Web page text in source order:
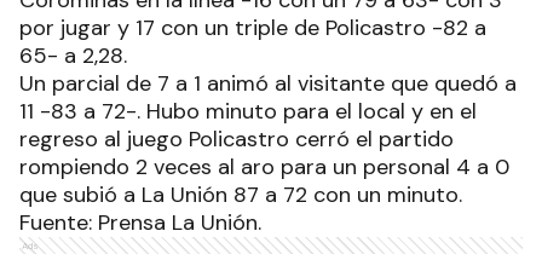
por jugar y 17 con un triple de Policastro -82 a
65- a 2,28.
Un parcial de 7 a 1 animó al visitante que quedó a
11 -83 a 72-. Hubo minuto para el local y en el
regreso al juego Policastro cerró el partido
rompiendo 2 veces al aro para un personal 4 a 0
que subió a La Unión 87 a 72 con un minuto.
Fuente: Prensa La Unión.
Ads